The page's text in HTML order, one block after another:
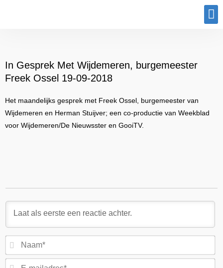
In Gesprek Met Wijdemeren, burgemeester
Freek Ossel 19-09-2018
Het maandelijks gesprek met Freek Ossel, burgemeester van
Wijdemeren en Herman Stuijver; een co-productie van Weekblad
voor Wijdemeren/De Nieuwsster en GooiTV.